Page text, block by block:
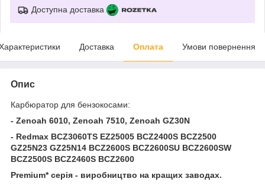
Доступна доставка
Доставка Оплата Умови повернення
Опис
Карбюратор для бензокосами:
- Zenoah 6010, Zenoah 7510, Zenoah GZ30N
- Redmax BCZ3060TS EZ25005 BCZ2400S BCZ2500
GZ25N23 GZ25N14 BCZ2600S BCZ2600SU BCZ2600SW
BCZ2500S BCZ2460S BCZ2600
Premium* серія - виробництво на кращих заводах.